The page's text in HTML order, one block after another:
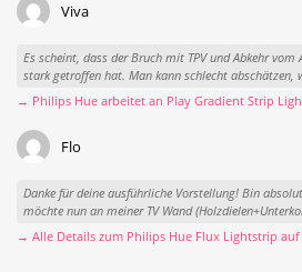
Viva
Es scheint, dass der Bruch mit TPV und Abkehr
stark getroffen hat. Man kann schlecht abschätzen,
→ Philips Hue arbeitet an Play Gradient Strip
Flo
Danke für deine ausführliche Vorstellung! Bin
möchte nun an meiner TV Wand
→ Alle Details zum Philips Hue Flux Lightstrip